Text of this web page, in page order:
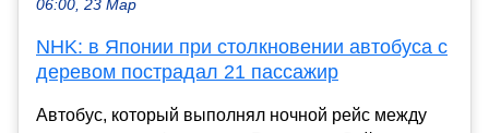
06:00, 23 Мар
NHK: в Японии при столкновении автобуса с
деревом пострадал 21 пассажир
Автобус, который выполнял ночной рейс между